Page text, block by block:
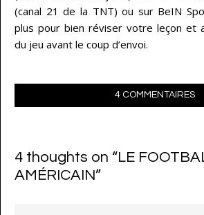
(canal 21 de la TNT) ou sur BeIN
plus pour bien réviser votre leçon et
du jeu avant le coup d’envoi.
4 COMMENTAIRES
4 thoughts on “LE
AMÉRICAIN”